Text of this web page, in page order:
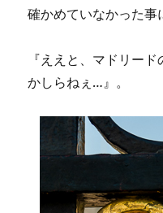
確かめていなかった事
『ええと、マドリー
かしらねぇ…』。